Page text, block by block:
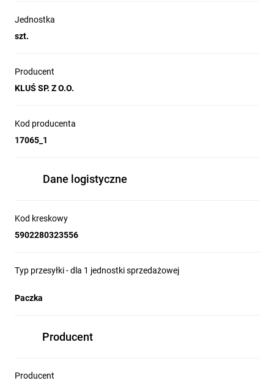
Jednostka
szt.
Producent
KLUŚ SP. Z O.O.
Kod producenta
17065_1
Dane logistyczne
Kod kreskowy
5902280323556
Typ przesyłki - dla 1 jednostki sprzedażowej
Paczka
Producent
Producent